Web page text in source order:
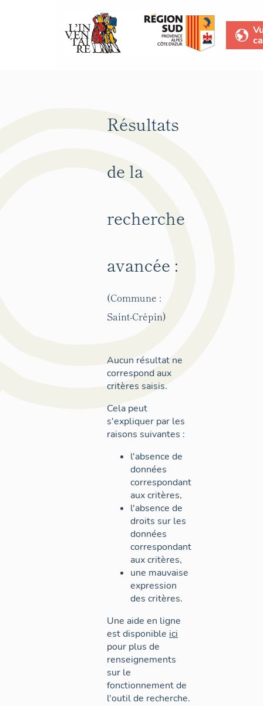
Résultats
de la
recherche
avancée :
(Commune :
Saint-Crépin)
Aucun résultat ne
correspond aux
critères saisis.
Cela peut
s'expliquer par les
raisons suivantes :
l'absence de
données
correspondant
aux critères,
l'absence de
droits sur les
données
correspondant
aux critères,
une mauvaise
expression
des critères.
Une aide en ligne
est disponible ici
pour plus de
renseignements
sur le
fonctionnement de
l'outil de recherche.